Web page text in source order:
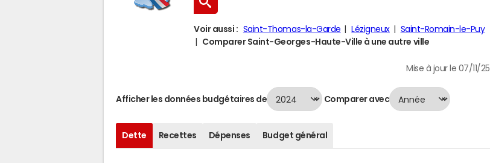
Voir aussi : Saint-Thomas-la-Garde Lézigneux
Saint-Romain-le-Puy
Comparer Saint-Georges-Haute-Ville à une autre ville
Mise à jour le 07/11/25
Afficher les données budgétaires de Comparer avec
Dette Recettes Dépenses Budget général